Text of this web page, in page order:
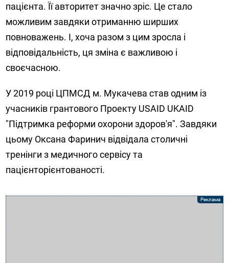
пацієнта. Її авторитет значно зріс. Це стало
можливим завдяки отриманню ширших
повноважень. І, хоча разом з цим зросла і
відповідальність, ця зміна є важливою і
своєчасною.
У 2019 році ЦПМСД м. Мукачева став одним із
учасників грантового Проекту USAID UKAID
"Підтримка реформи охорони здоров'я". Завдяки
цьому Оксана Фаринич відвідала столичні
тренінги з медичного сервісу та
пацієнторієнтованості.